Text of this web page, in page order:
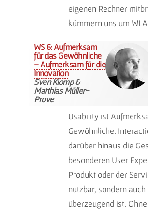
eigenen Rechner
kümmern uns um
WS 6: Aufmerksam
für das Gewöhnliche
– Aufmerksam für die
Innovation
Sven Klomp &
Matthias Müller-
Prove
Usability ist
Gewöhnliche.
darüber hinaus die
besonderen User
Produkt oder der
nutzbar, sondern
überzeugend ist.